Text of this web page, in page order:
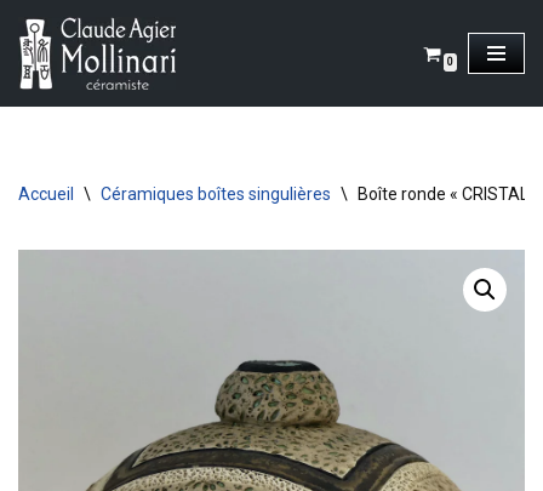
Aller
au
0
Accueil \ Céramiques boîtes singulières \ Boîte ronde « CRISTAL